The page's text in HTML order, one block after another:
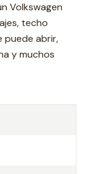
Volkswagen
techo
puede abrir,
y muchos